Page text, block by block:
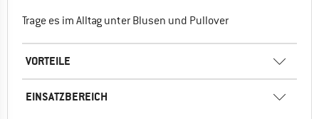
Trage es im Alltag unter Blusen und Pullover
VORTEILE
EINSATZBEREICH